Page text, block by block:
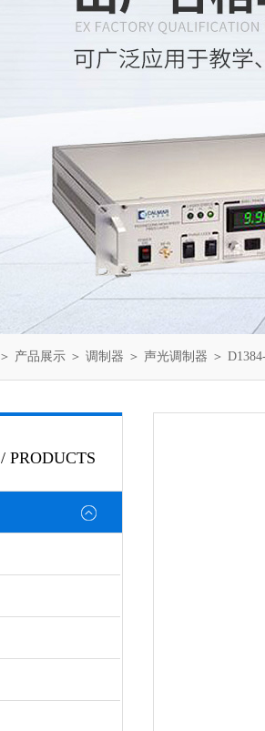
＞ 产品展示 ＞ 调制器 ＞ 声光调制器 ＞
/ PRODUCTS